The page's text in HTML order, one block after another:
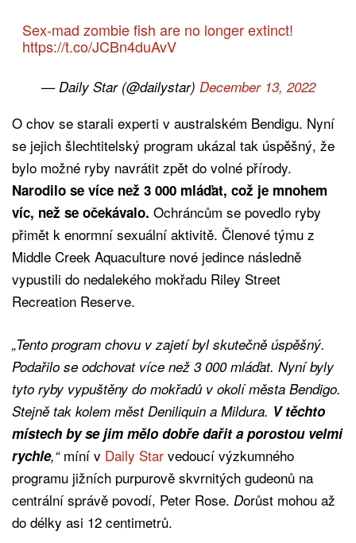
Sex-mad zombie fish are no longer extinct!
https://t.co/JCBn4duAvV
— Daily Star (@dailystar) December 13, 2022
O chov se starali experti v australském Bendigu. Nyní
se jejich šlechtitelský program ukázal tak úspěšný, že
bylo možné ryby navrátit zpět do volné přírody.
Narodilo se více než 3 000 mláďat, což je mnohem
víc, než se očekávalo. Ochráncům se povedlo ryby
přimět k enormní sexuální aktivitě. Členové týmu z
Middle Creek Aquaculture nové jedince následně
vypustili do nedalekého mokřadu Riley Street
Recreation Reserve.
„Tento program chovu v zajetí byl skutečně úspěšný.
Podařilo se odchovat více než 3 000 mláďat. Nyní byly
tyto ryby vypuštěny do mokřadů v okolí města Bendigo.
Stejně tak kolem měst Deniliquin a Mildura. V těchto
místech by se jim mělo dobře dařit a porostou velmi
rychle,“míní v Daily Star vedoucí výzkumného
programu jižních purpurově skvrnitých gudeonů na
centrální správě povodí, Peter Rose. Dorůst mohou až
do délky asi 12 centimetrů.